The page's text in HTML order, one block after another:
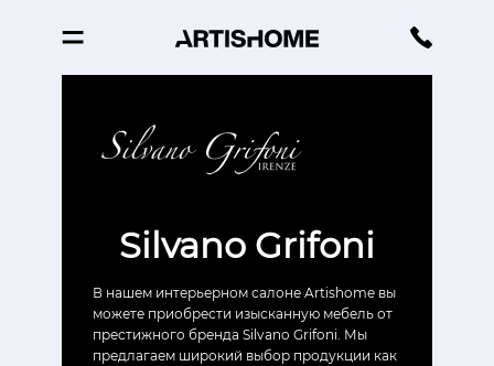
Silvano Grifoni
В нашем интерьерном салоне Artishome вы
можете приобрести изысканную мебель от
престижного бренда Silvano Grifoni. Мы
предлагаем широкий выбор продукции как